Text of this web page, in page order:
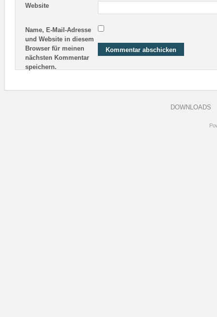
Website
Name, E-Mail-Adresse
und Website in diesem
Browser für meinen
nächsten Kommentar
speichern.
DOWNLOADS